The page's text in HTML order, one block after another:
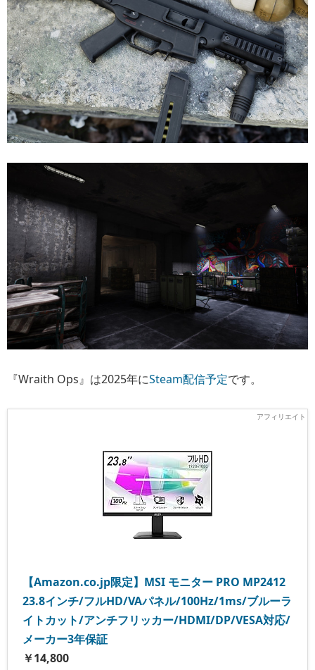
『Wraith Ops』は2025年にSteam配信予定です。
【Amazon.co.jp限定】MSI モニター PRO MP2412
23.8インチ/フルHD/VAパネル/100Hz/1ms/ブルーラ
イトカット/アンチフリッカー/HDMI/DP/VESA対応/
メーカー3年保証
￥14,800